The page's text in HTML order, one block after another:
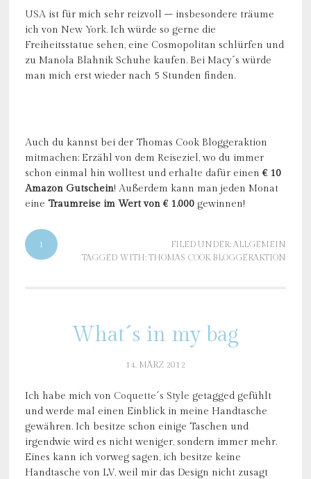
USAist für mich sehr reizvoll – insbesondere träume
ich von New York. Ich würde so gerne die
Freiheitsstatue sehen, eine Cosmopolitan schlürfen und
zu Manola Blahnik Schuhe kaufen. Bei Macy´s würde
man mich erst wieder nach 5 Stunden finden.
Auch du kannst bei der Thomas Cook Bloggeraktion
mitmachen: Erzähl von dem Reiseziel, wo du immer
schon einmal hin wolltest und erhalte dafür einen€ 10
Amazon Gutschein! Außerdem kann man jeden Monat
eine Traumreise im Wert von € 1.000gewinnen!
1 FILED UNDER:ALLGEMEIN
TAGGED WITH:THOMAS COOK BLOGGERAKTION
What´s in my bag
14. MÄRZ 2012
Ich habe mich von Coquette´s Style getagged gefühlt
und werde mal einen Einblick in meine Handtasche
gewähren. Ich besitze schon einige Taschen und
irgendwie wird es nicht weniger, sondern immer mehr.
Eines kann ich vorweg sagen, ich besitze keine
Handtasche von LV, weil mir das Design nicht zusagt